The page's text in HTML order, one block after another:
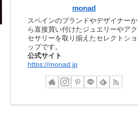
monad
スペインのブランドやデザイナーか
ら直接買い付けたジュエリーやアク
セサリーを取り揃えたセレクトショ
ップです。
公式サイト
https://monad.jp